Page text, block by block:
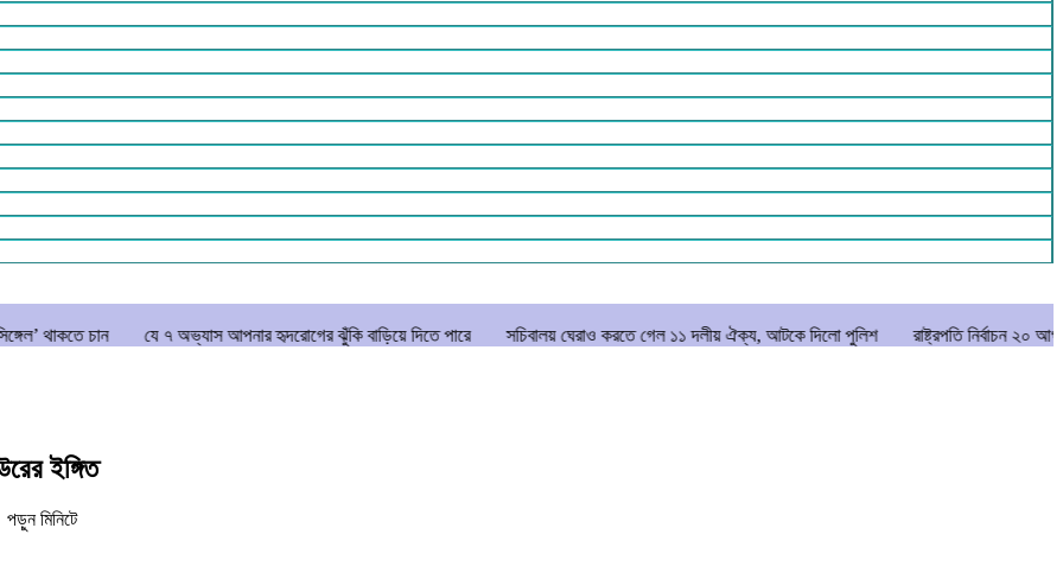
যে ৭ অভ্যাস আপনার হৃদরোগের ঝুঁকি বাড়িয়ে দিতে পারে সচিবালয় ঘেরাও করতে গেল ১১ দলীয় ঐক্য, আটকে দিলো পুলিশ রাষ্ট্রপতি নির্বাচন ২০ আগস্ট
ইঙ্গিত
মিনিটে